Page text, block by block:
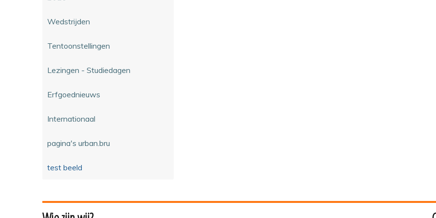
Wedstrijden
Tentoonstellingen
Lezingen - Studiedagen
Erfgoednieuws
Internationaal
pagina's urban.bru
test beeld